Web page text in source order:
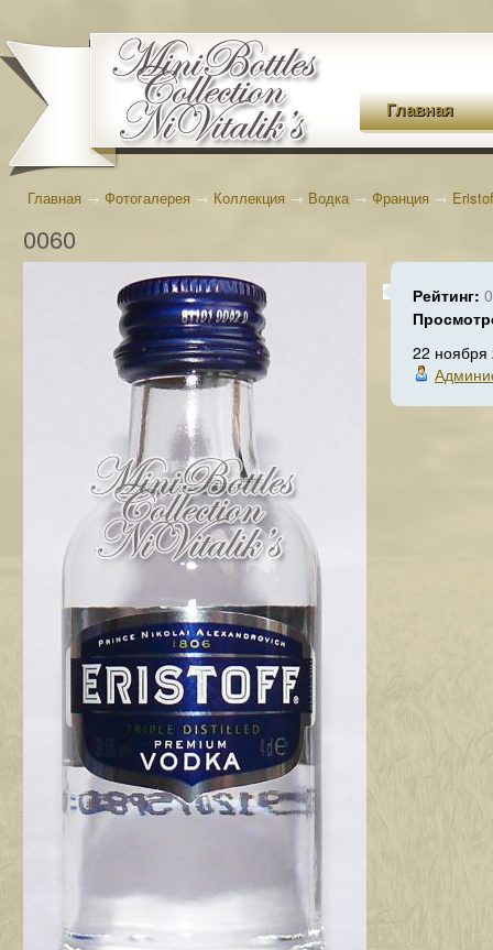
Главная
Главная → Фотогалерея → Коллекция → Водка→ Франция →
0060
Рейтинг: 0
22 ноября